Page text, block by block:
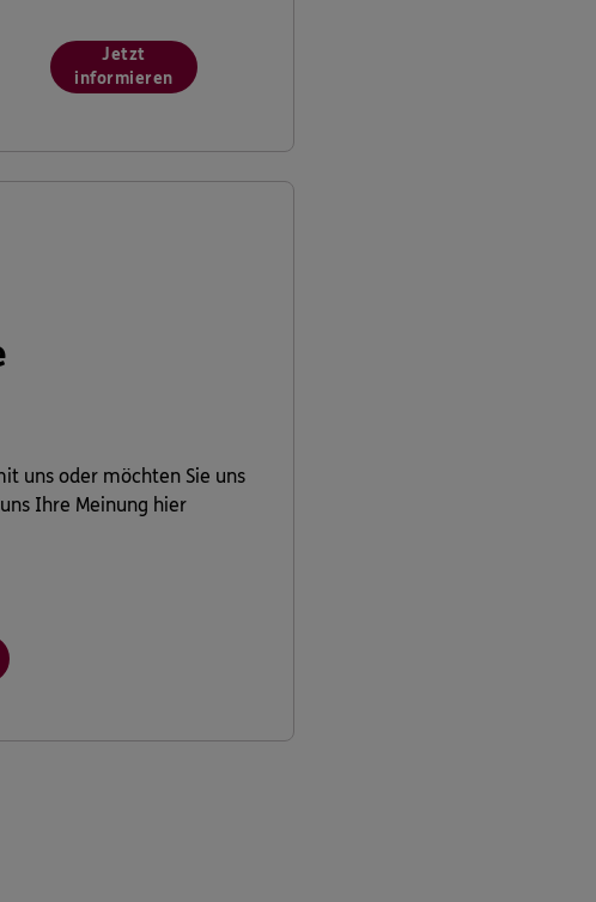
Jetzt
informieren
uns oder möchten Sie uns
Ihre Meinung hier